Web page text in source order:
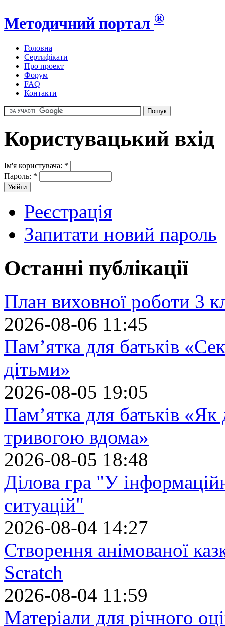
Методичний портал ®
Головна
Сертифікати
Про проект
Форум
FAQ
Контакти
Користувацький вхід
Ім'я користувача: *
Пароль: *
Реєстрація
Запитати новий пароль
Останні публікації
План виховної роботи 3
2026-08-06 11:45
Пам’ятка для батьків
дітьми»
2026-08-05 19:05
Пам’ятка для батьків
тривогою вдома»
2026-08-05 18:48
Ділова гра "У
ситуацій"
2026-08-04 14:27
Створення анімованої
Scratch
2026-08-04 11:59
Матеріали для річного